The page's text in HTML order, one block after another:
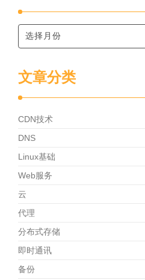
文章分类
CDN技术
DNS
Linux基础
Web服务
云
代理
分布式存储
即时通讯
备份